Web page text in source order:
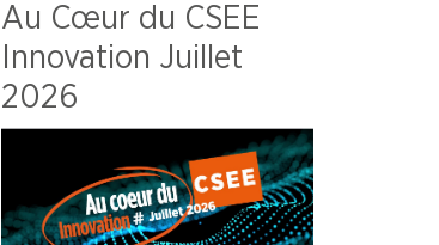
Au Cœur du CSEE
Innovation Juillet
2026